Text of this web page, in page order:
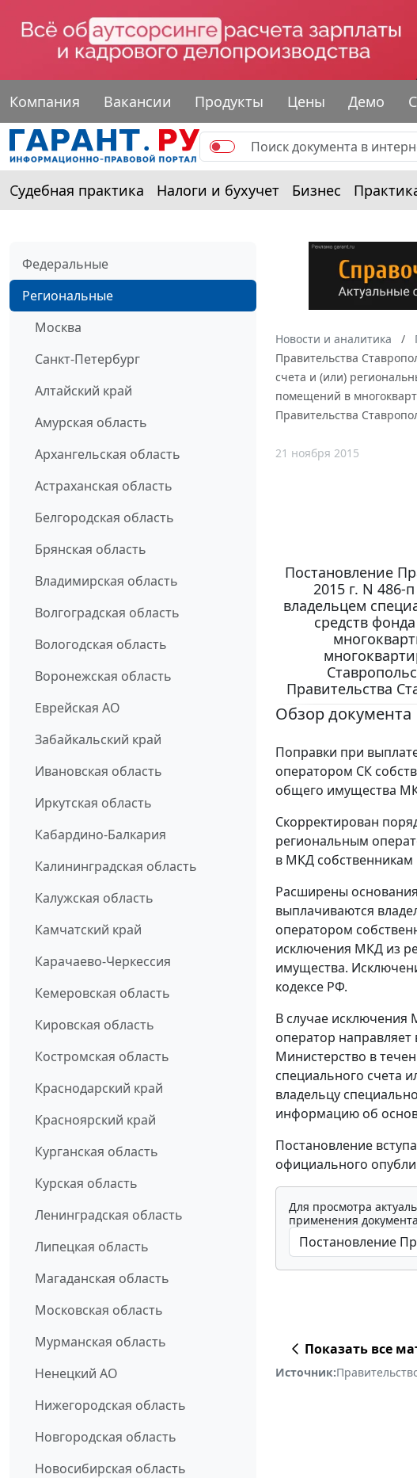
Компания Вакансии Продукты Цены Демо
Судебная практика Налоги и бухучет Бизнес
Федеральные
Региональные
Москва
Санкт-Петербург
Алтайский край
Амурская область
Архангельская область
Астраханская область
Белгородская область
Брянская область
Владимирская область
Волгоградская область
Вологодская область
Воронежская область
Еврейская АО
Забайкальский край
Ивановская область
Иркутская область
Кабардино-Балкария
Калининградская область
Калужская область
Камчатский край
Карачаево-Черкессия
Кемеровская область
Кировская область
Костромская область
Краснодарский край
Красноярский край
Курганская область
Курская область
Ленинградская область
Липецкая область
Магаданская область
Московская область
Мурманская область
Ненецкий АО
Нижегородская область
Новгородская область
Новосибирская область
Новости и аналитика
Правительства
счета и (или)
помещений в
Правительства
21 ноября 2015
Постановление
2015 г. N
владельцем
средств
Правительства
Обзор документа
Поправки при
оператором СК
общего имущества
Скорректирован
региональным
в МКД
Расширены
выплачиваются
оператором
исключения МКД из
имущества.
кодексе РФ.
В случае
оператор направляет
Министерство в
специального счета
владельцу
информацию об
Постановление
официального
Для просмотра
применения
Показать все
Источник: